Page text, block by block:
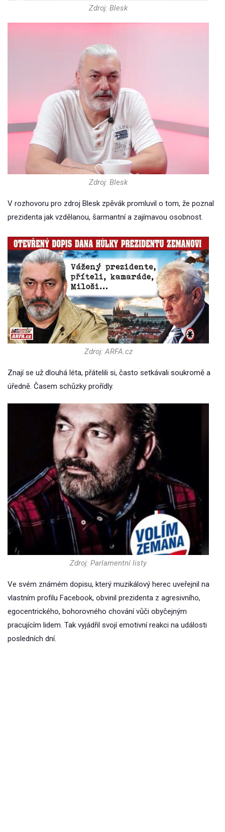
Zdroj: Blesk
Zdroj: Blesk
V rozhovoru pro zdroj Blesk zpěvák promluvil o tom, že poznal
prezidenta jak vzdělanou, šarmantní a zajímavou osobnost.
Zdroj: ARFA.cz
Znají se už dlouhá léta, přátelili si, často setkávali soukromě a
úředně. Časem schůzky prořídly.
Zdroj: Parlamentní listy
Ve svém známém dopisu, který muzikálový herec uveřejnil na
vlastním profilu Facebook, obvinil prezidenta z agresivního,
egocentrického, bohorovného chování vůči obyčejným
pracujícím lidem. Tak vyjádřil svojí emotivní reakci na události
posledních dní.